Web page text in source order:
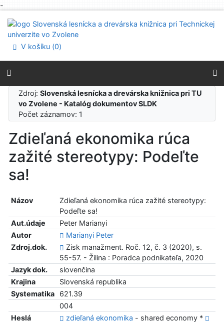
-
Prejsť na menu
Prehlásenie o webovej prístupnosti
V košíku (0)
Zdroj:Slovenská lesnícka a drevárska knižnica pri TU
vo Zvolene - Katalóg dokumentov SLDK
Počet záznamov: 1
Zdieľaná ekonomika rúca
zažité stereotypy: Podeľte
sa!
Názov
Zdieľaná ekonomika rúca zažité stereotypy:
Podeľte sa!
Aut.údaje
Peter Marianyi
Autor
Marianyi Peter
Zdroj.dok.
Zisk manažment. Roč. 12, č. 3 (2020), s.
55-57. - Žilina : Poradca podnikateľa, 2020
Jazyk dok.
slovenčina
Krajina
Slovenská republika
Systematika
621.39
004
Heslá
zdieľaná ekonomika - shared economy *